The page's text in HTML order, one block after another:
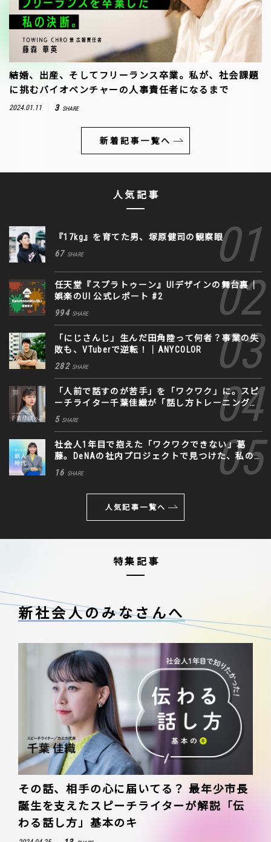
結婚、出産、そしてフリーランス卒業。私が、社会課題
に挑むバイオベンチャーの人事責任者になるまで
2024.01.11 3 SHARE
新着記事一覧へ
人気記事
『17kg』を育てた男、塚原健司の観察眼
67 SHARE
任天堂『スプラトゥーン』UIデザインの舞台裏｜
娯楽のUI 公式レポート #2
994 SHARE
「にじさんじ」生んだ田角陸って何者？事業の失
敗も、VTuberで逆転！｜ANYCOLOR
282 SHARE
「人前で話すのが苦手」を「ワクワク」に。スピ
ーチライター千葉佳織が「話し方トレーニング」
に込めた思い
5 SHARE
社会人1年目で抱えた「ワクワクできない」葛
藤。DeNAの社内プロジェクトで見つけた、私の
生きる道
16 SHARE
人気記事一覧へ
特集記事
新社会人のみなさんへ
その話、相手の心に届いてる？ 最年少市長
誕生を支えたスピーチライターが解説「伝
わる話し方」基本のキ